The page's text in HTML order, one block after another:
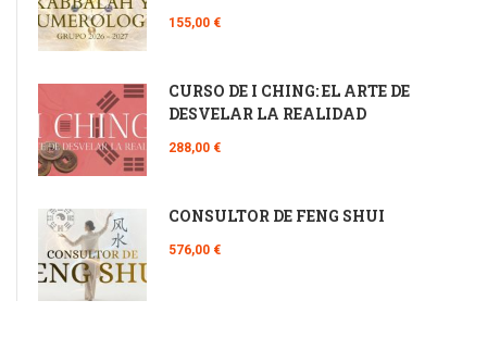
155,00 €
CURSO DE I CHING: EL ARTE DE
DESVELAR LA REALIDAD
288,00 €
CONSULTOR DE FENG SHUI
576,00 €